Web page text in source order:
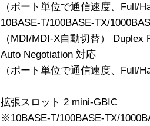
（ポート単位で通信速度、Full/
10BASE-T/100BASE-TX/
（MDI/MDI-X自動切替）
Auto Negotiation 対応
（ポート単位で通信速度、Full/
拡張スロット 2 mini-GBIC
※10BASE-T/100BASE-TX/